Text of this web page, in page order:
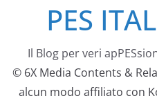
contenutoPES
Il Blog per veri
© 6X Media Contents &
alcun modo affiliato con